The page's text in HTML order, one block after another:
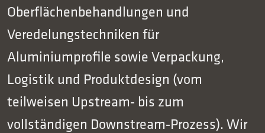
Oberflächenbehandlungen und
Veredelungstechniken für
Aluminiumprofile sowie Verpackung,
Logistik und Produktdesign (vom
teilweisen Upstream‑ bis zum
vollständigen Downstream‑Prozess). Wir